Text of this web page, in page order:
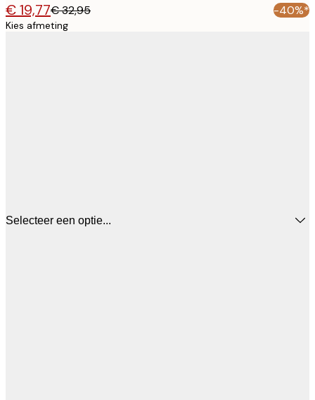
€ 19,77€ 32,95 -40%*
Kies afmeting
Selecteer een optie...